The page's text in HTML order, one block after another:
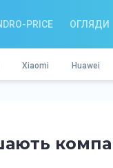
PRICE ОГЛЯДИ
Xiaomi Huawei